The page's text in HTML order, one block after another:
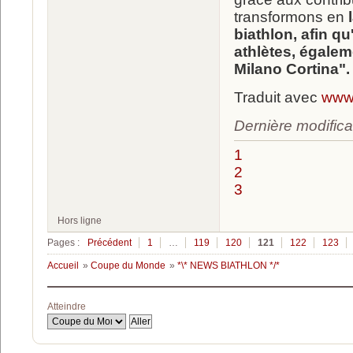
transformons en
biathlon, afin
athlètes,
Milano Cortina".
Traduit avec
Dernière
1
2
3
Hors ligne
Pages :
Précédent 1 119 120 121 122 123
Accueil » Coupe du Monde » *\* NEWS BIATHLON */*
Atteindre